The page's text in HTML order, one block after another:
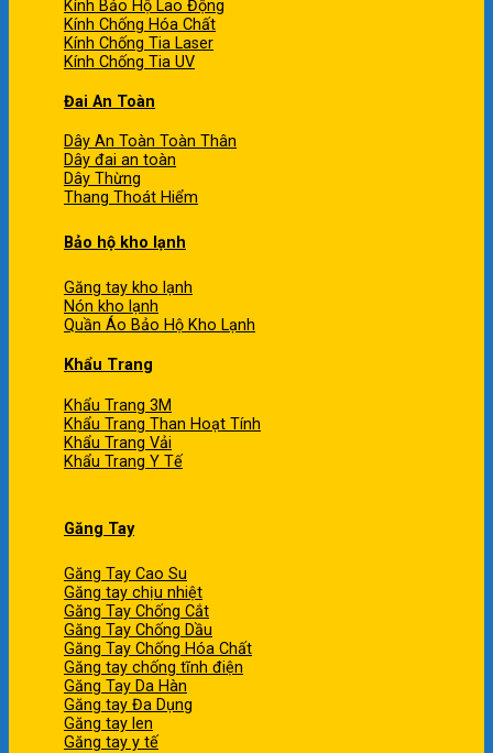
Kính Bảo Hộ Lao Động
Kính Chống Hóa Chất
Kính Chống Tia Laser
Kính Chống Tia UV
Đai An Toàn
Dây An Toàn Toàn Thân
Dây đai an toàn
Dây Thừng
Thang Thoát Hiểm
Bảo hộ kho lạnh
Găng tay kho lạnh
Nón kho lạnh
Quần Áo Bảo Hộ Kho Lạnh
Khẩu Trang
Khẩu Trang 3M
Khẩu Trang Than Hoạt Tính
Khẩu Trang Vải
Khẩu Trang Y Tế
Găng Tay
Găng Tay Cao Su
Găng tay chịu nhiệt
Găng Tay Chống Cắt
Găng Tay Chống Dầu
Găng Tay Chống Hóa Chất
Găng tay chống tĩnh điện
Găng Tay Da Hàn
Găng tay Đa Dụng
Găng tay len
Găng tay y tế